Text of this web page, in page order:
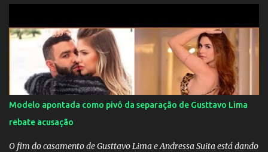
Modelo apontada como pivô da separação de Gusttavo Lima
rebate acusação
O fim do casamento de Gusttavo Lima e Andressa Suita está dando